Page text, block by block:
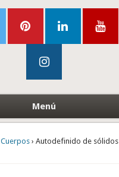
Menú
Cuerpos› Autodefinido de sólidos